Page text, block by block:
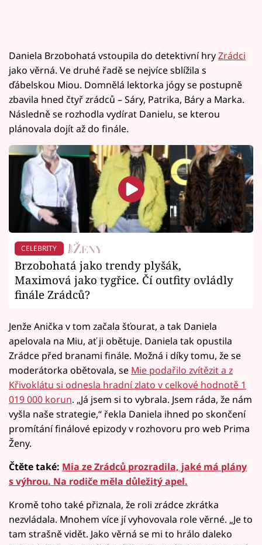
Daniela Brzobohatá vstoupila do detektivní hryZrádci
jako věrná. Ve druhé řadě se nejvíce sblížila s
ďábelskou Miou. Domnělá lektorka jógy se postupně
zbavila hned čtyř zrádců – Sáry, Patrika, Báry a Marka.
Následně se rozhodla vydírat Danielu, se kterou
plánovala dojít až do finále.
CELEBRITY
Brzobohatá jako trendy plyšák,
Maximová jako tygřice. Čí outfity ovládly
finále Zrádců?
Jenže Anička v tom začala šťourat, a tak Daniela
apelovala na Miu, ať ji obětuje. Daniela tak opustila
Zrádce před branami finále. Možná i díky tomu, že se
moderátorka obětovala, se Mie podařilo zvítězit a z
Křivoklátu si odnesla hradní zlato v celkové hodnotě 1
019 000 korun. „Já jsem si to vybrala. Jsem ráda, že nám
vyšla naše strategie,“ řekla Daniela ihned po skončení
promítání finálové epizody v rozhovoru pro web Prima
Ženy.
Čtěte také: Mia ze Zrádců prozradila, jaké má plány
s výhrou. Na rodiče měla důležitý apel.
Kromě toho také přiznala, že roli zrádce zkrátka
nezvládala. Mnohem více jí vyhovovala role věrné. „Je to
tam strašně vidět. Jako věrná se mi to hrálo daleko